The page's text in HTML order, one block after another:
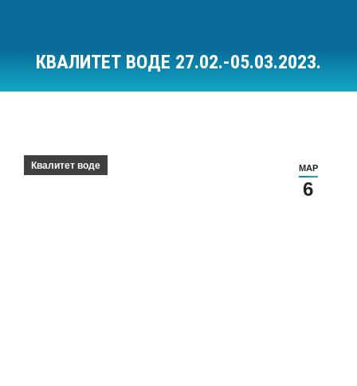
КВАЛИТЕТ ВОДЕ 27.02.-05.03.2023.
МАР
6
Квалитет воде